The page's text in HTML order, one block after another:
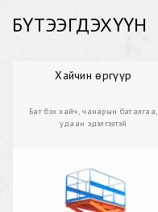
БҮТЭЭГДЭХҮҮН
Хайчин өргүүр
Бат бэх хайч, чанарын баталгаа,
удаан эдэлгээтэй